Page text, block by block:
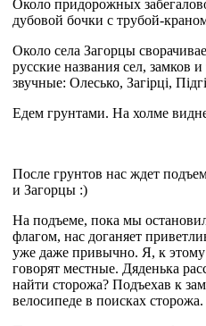
Около придорожных
дубовой бочки с трубой-
Около села Загорцы
русские названия сел, замков
звучные: Олесько, Загірці,
Едем грунтами. На холме
После грунтов нас ждет
и Загорцы :)
На подъеме, пока мы
флагом, нас доганяет
уже даже привычно. Я, к
говорят местные. Дяденька
найти сторожа? Подъехав к
велосипеде в поисках